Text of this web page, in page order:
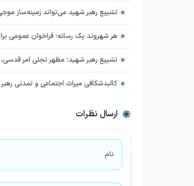
تشییع رهبر شهید می‌تواند زمینه‌ساز
هر شهروند یک رسانه؛ فراخوان عمومی
تشییع رهبر شهید؛ مظهر تجلی امر
کالبدشکافی میراث اجتماعی و تمدنی
ارسال نظرات